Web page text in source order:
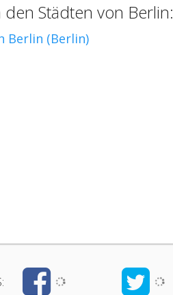
Städten von Berlin:
Berlin (Berlin)